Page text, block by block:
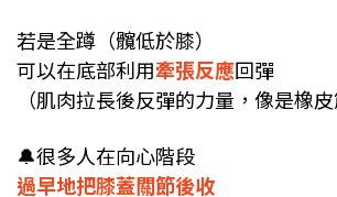
若是全蹲（髖低於膝）
可以在底部利用牽張反應回彈
（肌肉拉長後反彈的力量，像是橡皮
🔔很多人在向心階段
過早地把膝蓋關節後收